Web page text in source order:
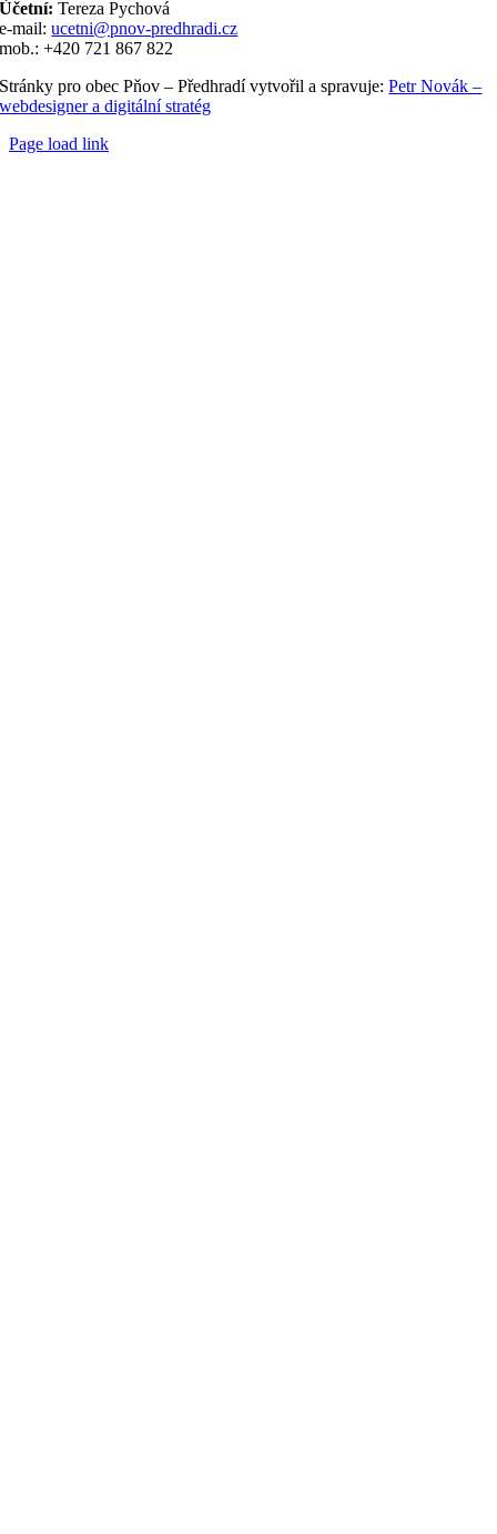
Účetní: Tereza Pychová
e-mail:ucetni@pnov-predhradi.cz
mob.: +420 721 867 822
Stránky pro obec Pňov – Předhradí vytvořil a spravuje:Petr Novák –
webdesigner a digitální stratég
Page load link